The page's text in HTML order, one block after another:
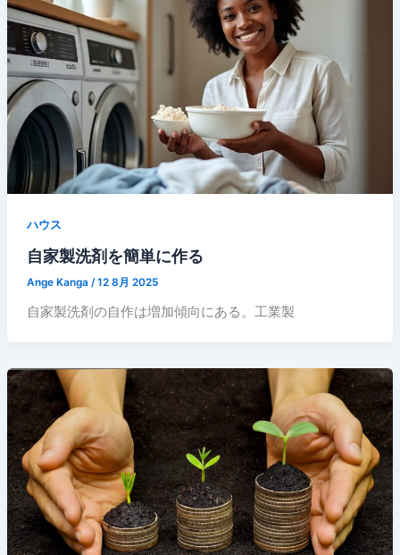
ハウス
自家製洗剤を簡単に作る
Ange Kanga /12 8月 2025
自家製洗剤の自作は増加傾向にある。工業製